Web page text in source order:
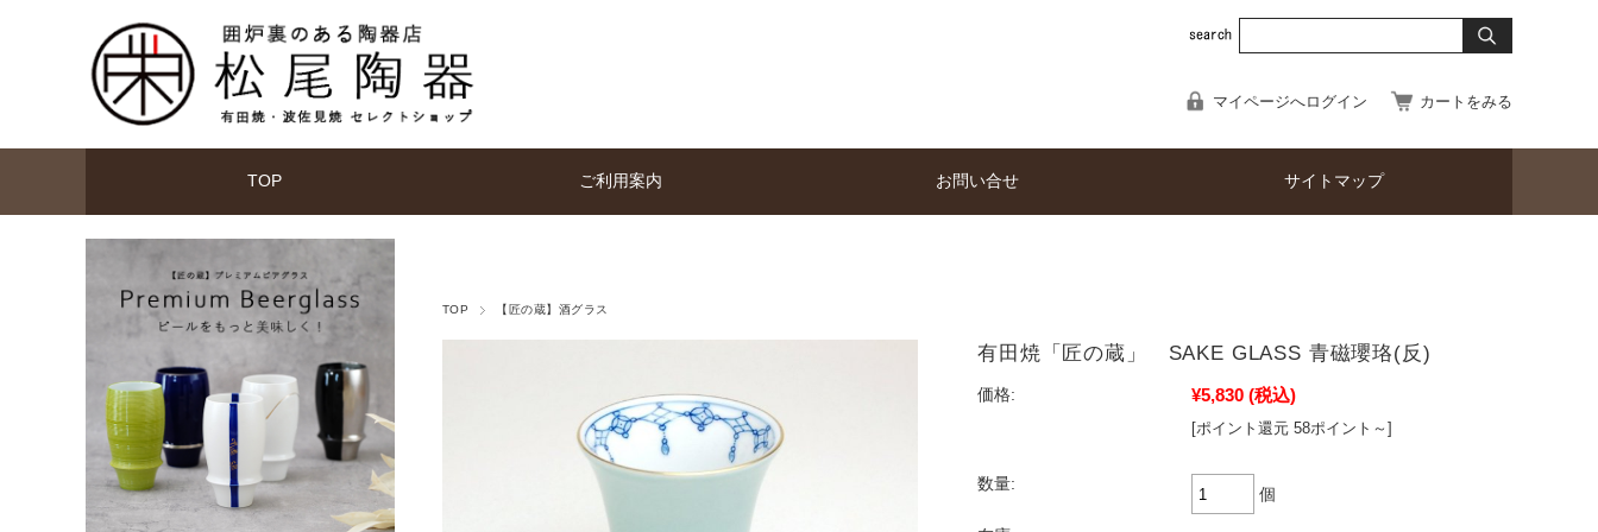
マイページへログイン カートをみる
TOP ご利用案内 お問い合せ サイトマップ
TOP 【匠の蔵】酒グラス
有田焼「匠の蔵」 SAKE GLASS 青磁瓔珞(反)
価格: ¥5,830 (税込)
[ポイント還元 58ポイント～]
数量:
個